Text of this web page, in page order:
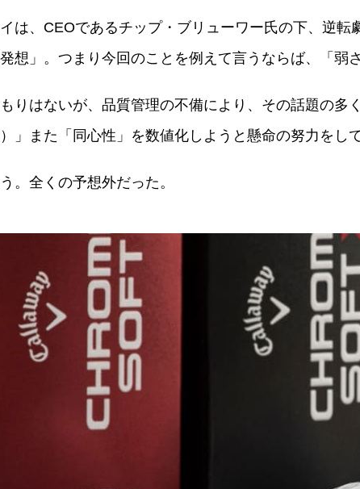
は、CEOであるチップ・ブリューワー氏の下、逆
想」。つまり今回のことを例えて言うならば、「弱
りはないが、品質管理の不備により、その話題の
」また「同心性」を数値化しようと懸命の努力をして
。全くの予想外だった。